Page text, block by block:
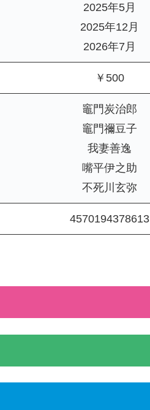
2025年5月
2025年12月
2026年7月
￥500
竈門炭治郎
竈門禰豆子
我妻善逸
嘴平伊之助
不死川玄弥
4570194378613